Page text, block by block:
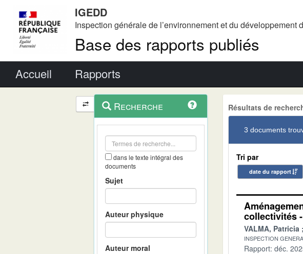
IGEDD
Inspection générale de l’environnement et du développement
Base des rapports publiés
Accueil Rapports
Navigation
et
outils
contextuel
Recherche
dans le texte intégral des
documents
Sujet
Auteur physique
Auteur moral
Résultats de
3 documents
Tri par
date du rapport
collectivités
VALMA, Patricia
INSPECTION
Rapport: déc.